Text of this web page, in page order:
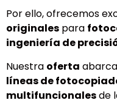
Por ello, ofrecemos
originales para
ingeniería de
Nuestra oferta abarca
líneas de
multifuncionalesde